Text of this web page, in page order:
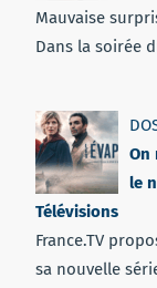
Mauvaise
Dans la soirée
On
le
Télévisions
France.TV
sa nouvelle